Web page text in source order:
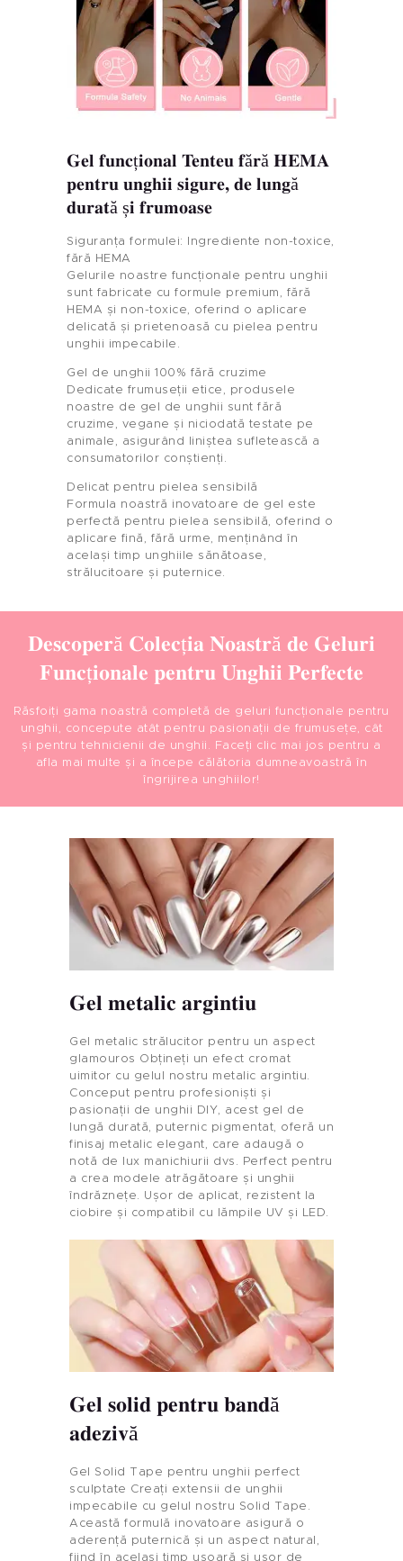
Gel funcțional Tenteu fără HEMA
pentru unghii sigure, de lungă
durată și frumoase
Siguranța formulei: Ingrediente non-toxice,
fără HEMA
Gelurile noastre funcționale pentru unghii
sunt fabricate cu formule premium, fără
HEMA și non-toxice, oferind o aplicare
delicată și prietenoasă cu pielea pentru
unghii impecabile.
Gel de unghii 100% fără cruzime
Dedicate frumuseții etice, produsele
noastre de gel de unghii sunt fără
cruzime, vegane și niciodată testate pe
animale, asigurând liniștea sufletească a
consumatorilor conștienți.
Delicat pentru pielea sensibilă
Formula noastră inovatoare de gel este
perfectă pentru pielea sensibilă, oferind o
aplicare fină, fără urme, menținând în
același timp unghiile sănătoase,
strălucitoare și puternice.
Descoperă Colecția Noastră de Geluri
Funcționale pentru Unghii Perfecte
Răsfoiți gama noastră completă de geluri funcționale pentru
unghii, concepute atât pentru pasionații de frumusețe, cât
și pentru tehnicienii de unghii. Faceți clic mai jos pentru a
afla mai multe și a începe călătoria dumneavoastră în
îngrijirea unghiilor!
Gel metalic argintiu
Gel metalic strălucitor pentru un aspect
glamouros Obțineți un efect cromat
uimitor cu gelul nostru metalic argintiu.
Conceput pentru profesioniști și
pasionații de unghii DIY, acest gel de
lungă durată, puternic pigmentat, oferă un
finisaj metalic elegant, care adaugă o
notă de lux manichiurii dvs. Perfect pentru
a crea modele atrăgătoare și unghii
îndrăznețe. Ușor de aplicat, rezistent la
ciobire și compatibil cu lămpile UV și LED.
Gel solid pentru bandă
adezivă
Gel Solid Tape pentru unghii perfect
sculptate Creați extensii de unghii
impecabile cu gelul nostru Solid Tape.
Această formulă inovatoare asigură o
aderență puternică și un aspect natural,
fiind în același timp ușoară și ușor de